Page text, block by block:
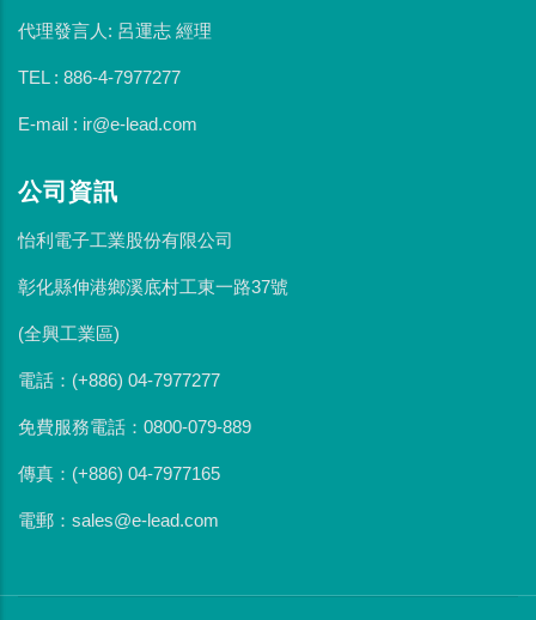
代理發言人: 呂運志 經理
TEL : 886-4-7977277
E-mail : ir@e-lead.com
公司資訊
怡利電子工業股份有限公司
彰化縣伸港鄉溪底村工東一路37號
(全興工業區)
電話：(+886) 04-7977277
免費服務電話：0800-079-889
傳真：(+886) 04-7977165
電郵：sales@e-lead.com